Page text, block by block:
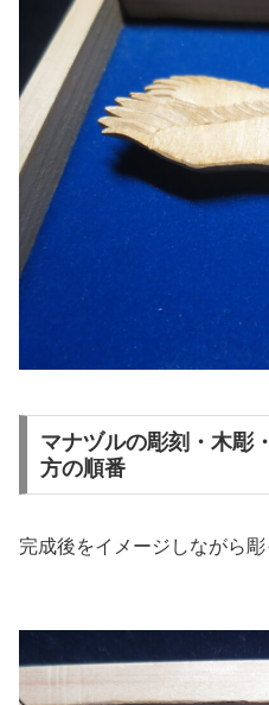
マナヅルの彫刻・木彫
方の順番
完成後をイメージしながら彫